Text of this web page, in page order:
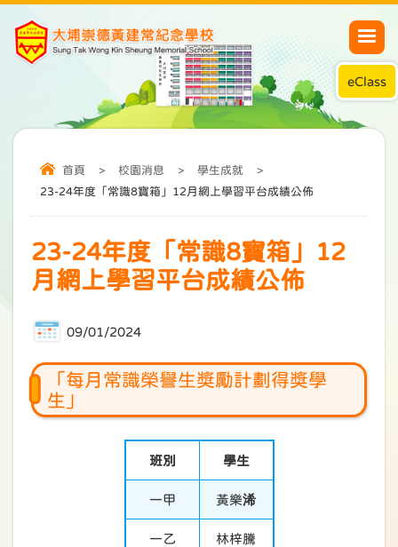
eClass
首頁 > 校園消息 > 學生成就
>
23-24年度「常識8寶箱」12月網上學習平台成績公佈
23-24年度「常識8寶箱」12
月網上學習平台成績公佈
09/01/2024
「每月常識榮譽生獎勵計劃得獎學
生」
班別 學生
一甲 黃樂浠
一乙 林梓騰